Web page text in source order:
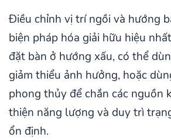
Điều chỉnh vị trí ngồi và hướng
biện pháp hóa giải hữu hiệu
đặt bàn ở hướng xấu, có thể
giảm thiểu ảnh hưởng, hoặc
phong thủy để chắn các nguồn
thiện năng lượng và duy trì
ổn định.